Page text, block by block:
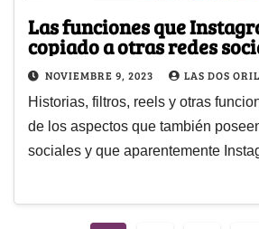
Las funciones que
copiado a otras redes
NOVIEMBRE 9, 2023 LAS DOS
Historias, filtros, reels y otras
de los aspectos que también
sociales y que aparentemente